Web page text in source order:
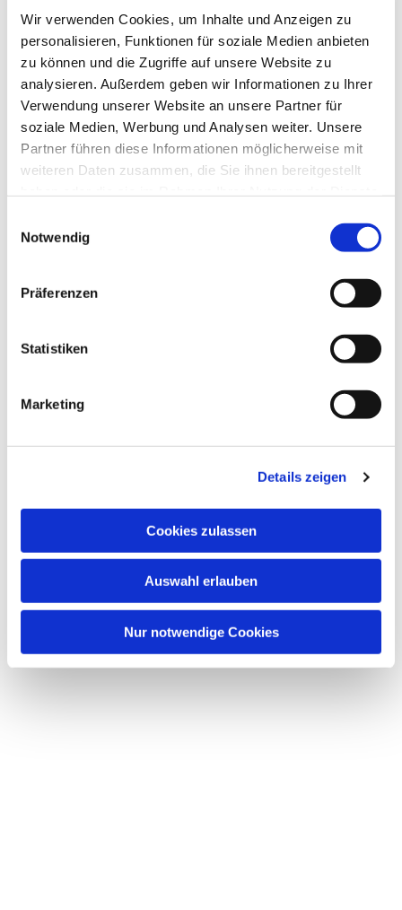
Wir verwenden Cookies, um Inhalte und Anzeigen zu
personalisieren, Funktionen für soziale Medien anbieten
zu können und die Zugriffe auf unsere Website zu
analysieren. Außerdem geben wir Informationen zu Ihrer
Verwendung unserer Website an unsere Partner für
soziale Medien, Werbung und Analysen weiter. Unsere
Partner führen diese Informationen möglicherweise mit
weiteren Daten zusammen, die Sie ihnen bereitgestellt
Notwendig
Präferenzen
Statistiken
Marketing
Details zeigen
Cookies zulassen
Auswahl erlauben
Nur notwendige Cookies